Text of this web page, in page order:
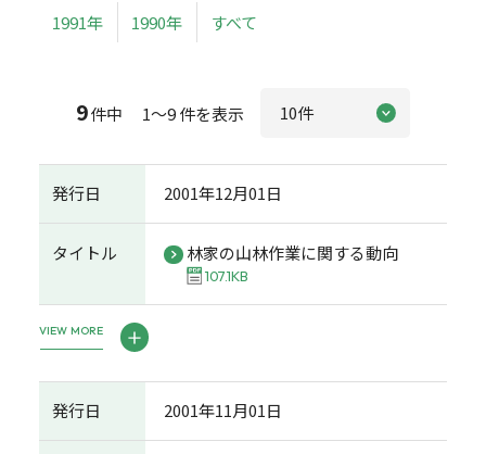
1991年 1990年 すべて
9件中 1～9 件を表示
発行日 2001年12月01日
タイトル 林家の山林作業に関する動向
107.1KB
VIEW MORE
発行日 2001年11月01日